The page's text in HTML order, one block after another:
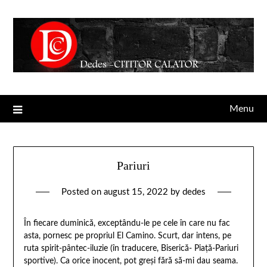
Menu
Pariuri
Posted on august 15, 2022 by dedes
În fiecare duminică, exceptându-le pe cele în care nu fac
asta, pornesc pe propriul El Camino. Scurt, dar intens, pe
ruta spirit-pântec-iluzie (în traducere, Biserică- Piață-Pariuri
sportive). Ca orice inocent, pot greși fără să-mi dau seama.